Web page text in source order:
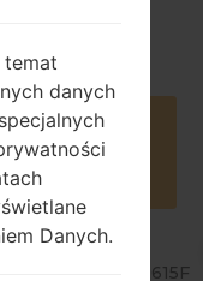
LGE615F
temat
danych
Danych.